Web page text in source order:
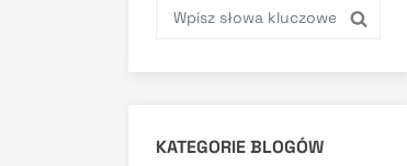
KATEGORIE BLOGÓW